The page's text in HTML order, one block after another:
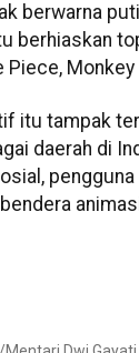
berwarna
berhiaskan
Piece, Monkey
itu tampak
daerah di